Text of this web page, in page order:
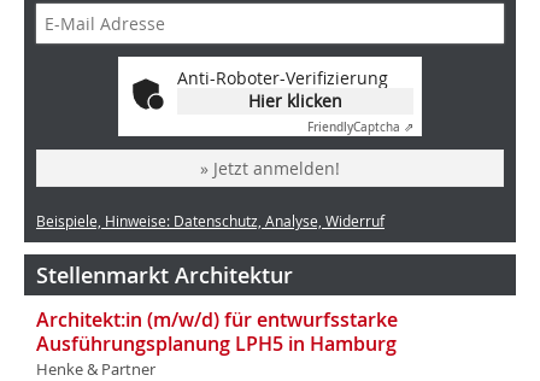
Anti-Roboter-Verifizierung
Hier klicken
FriendlyCaptcha ⇗
» Jetzt anmelden!
Beispiele, Hinweise: Datenschutz, Analyse, Widerruf
Stellenmarkt Architektur
Architekt:in (m/w/d) für entwurfsstarke
Ausführungsplanung LPH5 in Hamburg
Henke & Partner